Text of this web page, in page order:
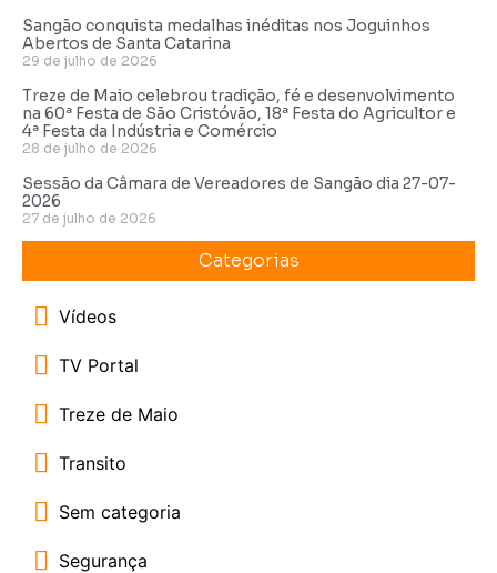
Sangão conquista medalhas inéditas nos Joguinhos
Abertos de Santa Catarina
29 de julho de 2026
Treze de Maio celebrou tradição, fé e desenvolvimento
na 60ª Festa de São Cristóvão, 18ª Festa do Agricultor e
4ª Festa da Indústria e Comércio
28 de julho de 2026
Sessão da Câmara de Vereadores de Sangão dia 27-07-
2026
27 de julho de 2026
Categorias
Vídeos
TV Portal
Treze de Maio
Transito
Sem categoria
Segurança